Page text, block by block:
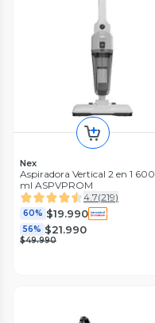
Nex
Aspiradora Vertical 2 en 1 600
ml ASPVPROM
4.7(219)
60% $19.990
56% $21.990
$49.990